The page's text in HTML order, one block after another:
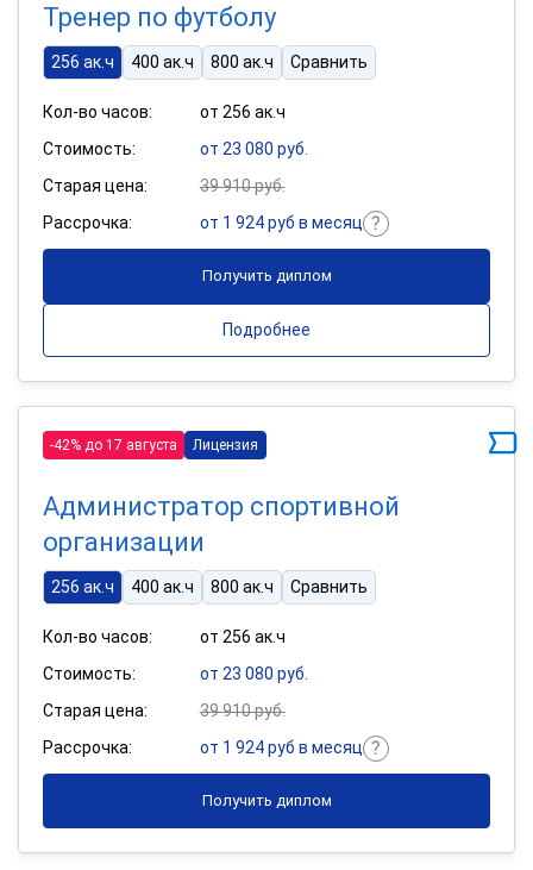
Тренер по футболу
256 ак.ч 400 ак.ч 800 ак.ч Сравнить
Кол-во часов:
от 256 ак.ч
Стоимость:
от 23 080 руб.
Старая цена:
39 910 руб.
Рассрочка:
от 1 924 руб в месяц
Получить диплом
Подробнее
-42% до 17 августа Лицензия
Администратор спортивной
организации
256 ак.ч 400 ак.ч 800 ак.ч Сравнить
Кол-во часов:
от 256 ак.ч
Стоимость:
от 23 080 руб.
Старая цена:
39 910 руб.
Рассрочка:
от 1 924 руб в месяц
Получить диплом